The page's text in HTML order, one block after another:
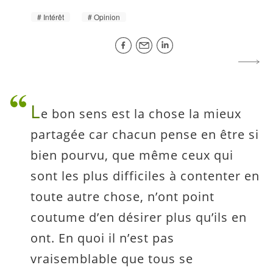
Intérêt Opinion
Le bon sens est la chose la mieux
partagée car chacun pense en être si
bien pourvu, que même ceux qui
sont les plus difficiles à contenter en
toute autre chose, n’ont point
coutume d’en désirer plus qu’ils en
ont. En quoi il n’est pas
vraisemblable que tous se